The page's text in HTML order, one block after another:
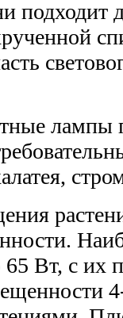
подходит
лампы
Вт, с